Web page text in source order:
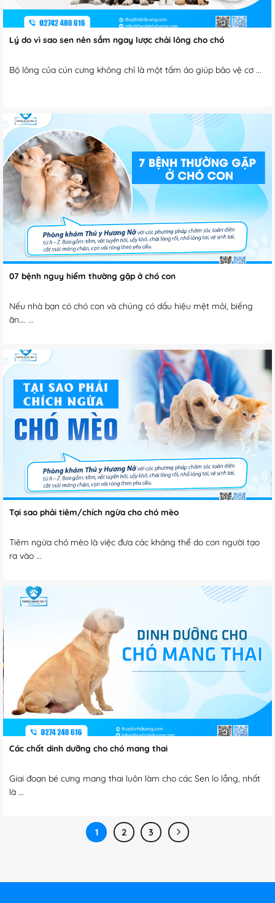
Lý do vì sao sen nên sắm ngay lược chải lông cho chó
Bộ lông của cún cưng không chỉ là một tấm áo giúp bảo vệ cơ ...
07 bệnh nguy hiểm thường gặp ở chó con
Nếu nhà bạn có chó con và chúng có dấu hiệu mệt mỏi, biếng
ăn…. ...
Tại sao phải tiêm/chích ngừa cho chó mèo
Tiêm ngừa chó mèo là việc đưa các kháng thể do con người tạo
ra vào ...
Các chất dinh dưỡng cho chó mang thai
Giai đoạn bé cưng mang thai luôn làm cho các Sen lo lắng, nhất
là ...
1 2 3